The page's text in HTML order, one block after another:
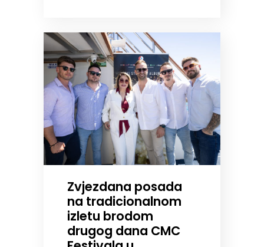
Zvjezdana posada
na tradicionalnom
izletu brodom
drugog dana CMC